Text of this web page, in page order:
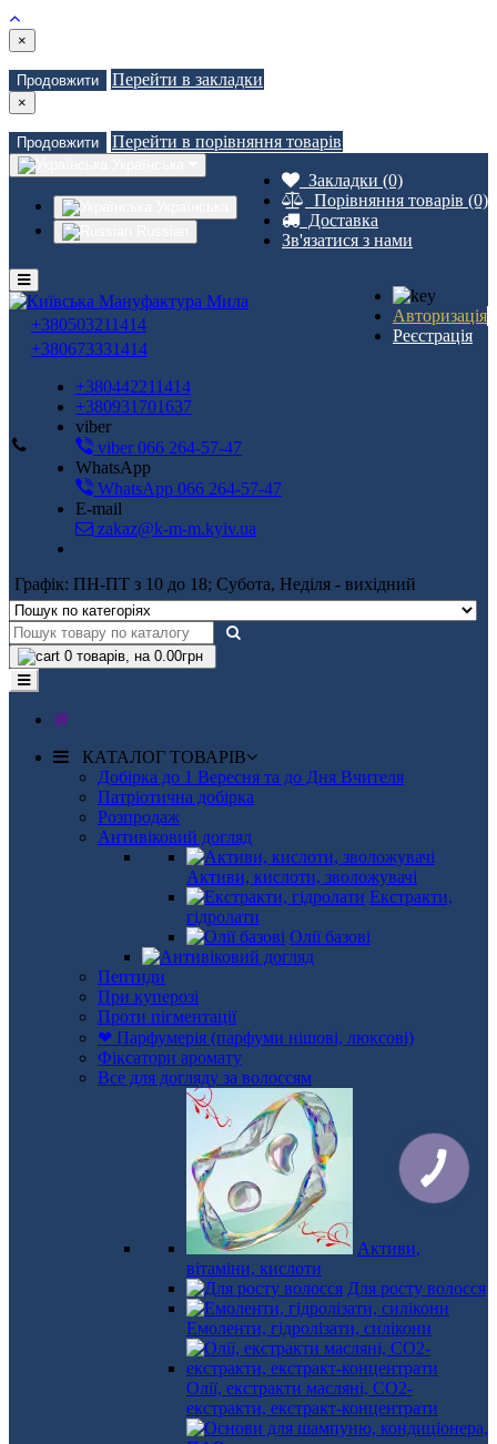
×
Продовжити Перейти в закладки
×
Продовжити Перейти в порівняння товарів
Закладки (0)
Порівняння товарів (0)
Доставка
Зв'язатися з нами
Авторизація
Реєстрація
+380503211414
+380673331414
+380442211414
+380931701637
viber
viber 066 264-57-47
WhatsApp
WhatsApp 066 264-57-47
E-mail
zakaz@k-m-m.kyiv.ua
Графік: ПН-ПТ з 10 до 18; Субота, Неділя - вихідний
0 товарів, на 0.00грн
КАТАЛОГ ТОВАРІВ
Добірка до 1 Вересня та до Дня Вчителя
Патріотична добірка
Розпродаж
Антивіковий догляд
Активи, кислоти, зволожувачі
Екстракти,
гідролати
Олії базові
Пептиди
При куперозі
Проти пігментації
❤ Парфумерія (парфуми нішові, люксові)
Фіксатори аромату
Все для догляду за волоссям
Активи,
вітаміни, кислоти
Для росту волосся
Емоленти, гідролізати, силікони
Олії, екстракти масляні, СО2-
екстракти, екстракт-концентрати